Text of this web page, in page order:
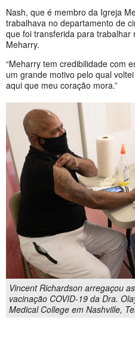
Nash, que é membro da Igreja
trabalhava no departamento de
que foi transferida para
Meharry.
“Meharry tem credibilidade com
um grande motivo pelo qual
aqui que meu coração mora.”
Vincent Richardson arregaçou
vacinação COVID-19 da Dra.
Medical College em Nashville,